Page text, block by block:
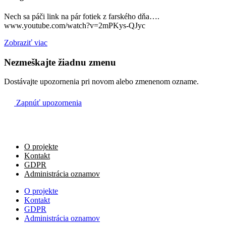
17:30
† Ferdinand, Magdaléna, Vladimír a Stanislav
FARSKÝ KOSTOL Všetkých svätých
Ne
08:45
na úmysel celebranta
FARSKÝ KOSTOL Všetkých svätých
10:00
† rodičia, starí rodičia a svokra
FARSKÝ KOSTOL Všetkých svätých
Nech sa páči link na pár fotiek z farského dňa….
www.youtube.com/watch?v=2mPKys-QJyc
Zobraziť viac
Nezmeškajte žiadnu zmenu
Dostávajte upozornenia pri novom alebo zmenenom ozname.
Zapnúť upozornenia
O projekte
Kontakt
GDPR
Administrácia oznamov
O projekte
Kontakt
GDPR
Administrácia oznamov